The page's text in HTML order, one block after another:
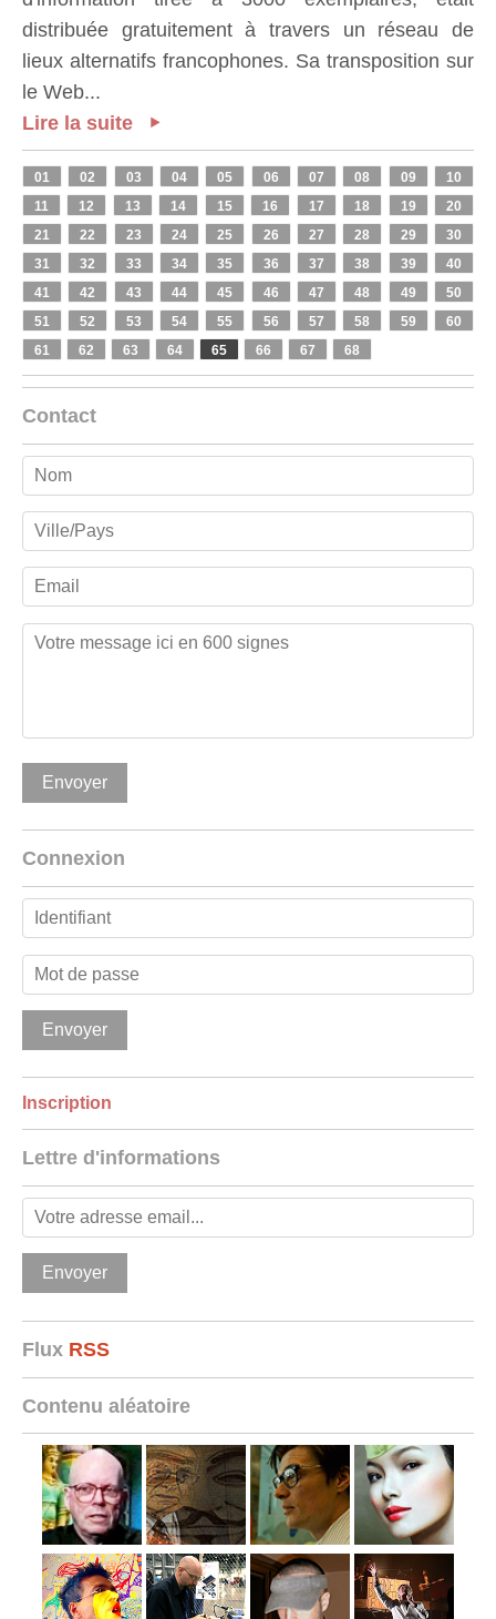
distribuée gratuitement à travers un réseau de
lieux alternatifs francophones. Sa transposition sur
le Web...
Lire la suite
01 02 03 04 05 06 07 08 09
10
11
12 13 14 15 16 17 18 19
20
21
22 23 24 25 26 27 28 29
30
31
32 33 34 35 36 37 38 39
40
41
42 43 44 45 46 47 48 49
50
51
52 53 54 55 56 57 58 59
60
61
62 63 64 65 66 67 68
Contact
Connexion
Inscription
Lettre d'informations
Flux RSS
Contenu aléatoire